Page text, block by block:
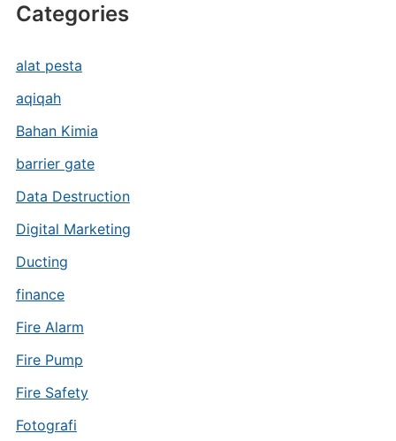
Categories
alat pesta
aqiqah
Bahan Kimia
barrier gate
Data Destruction
Digital Marketing
Ducting
finance
Fire Alarm
Fire Pump
Fire Safety
Fotografi